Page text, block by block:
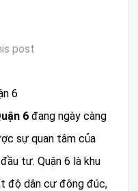
post
6
6 đang ngày càng
sự quan tâm của
tư. Quận 6 là khu
độ dân cư đông đúc,